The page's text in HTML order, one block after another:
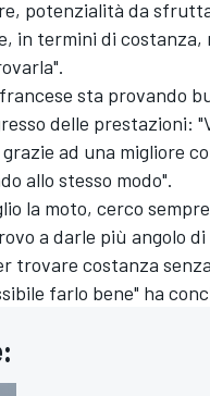
potenzialità da
in termini di
sta provando
delle prestazioni:
ad una migliore
allo stesso modo".
la moto, cerco
a darle più angolo
trovare costanza
farlo bene" ha